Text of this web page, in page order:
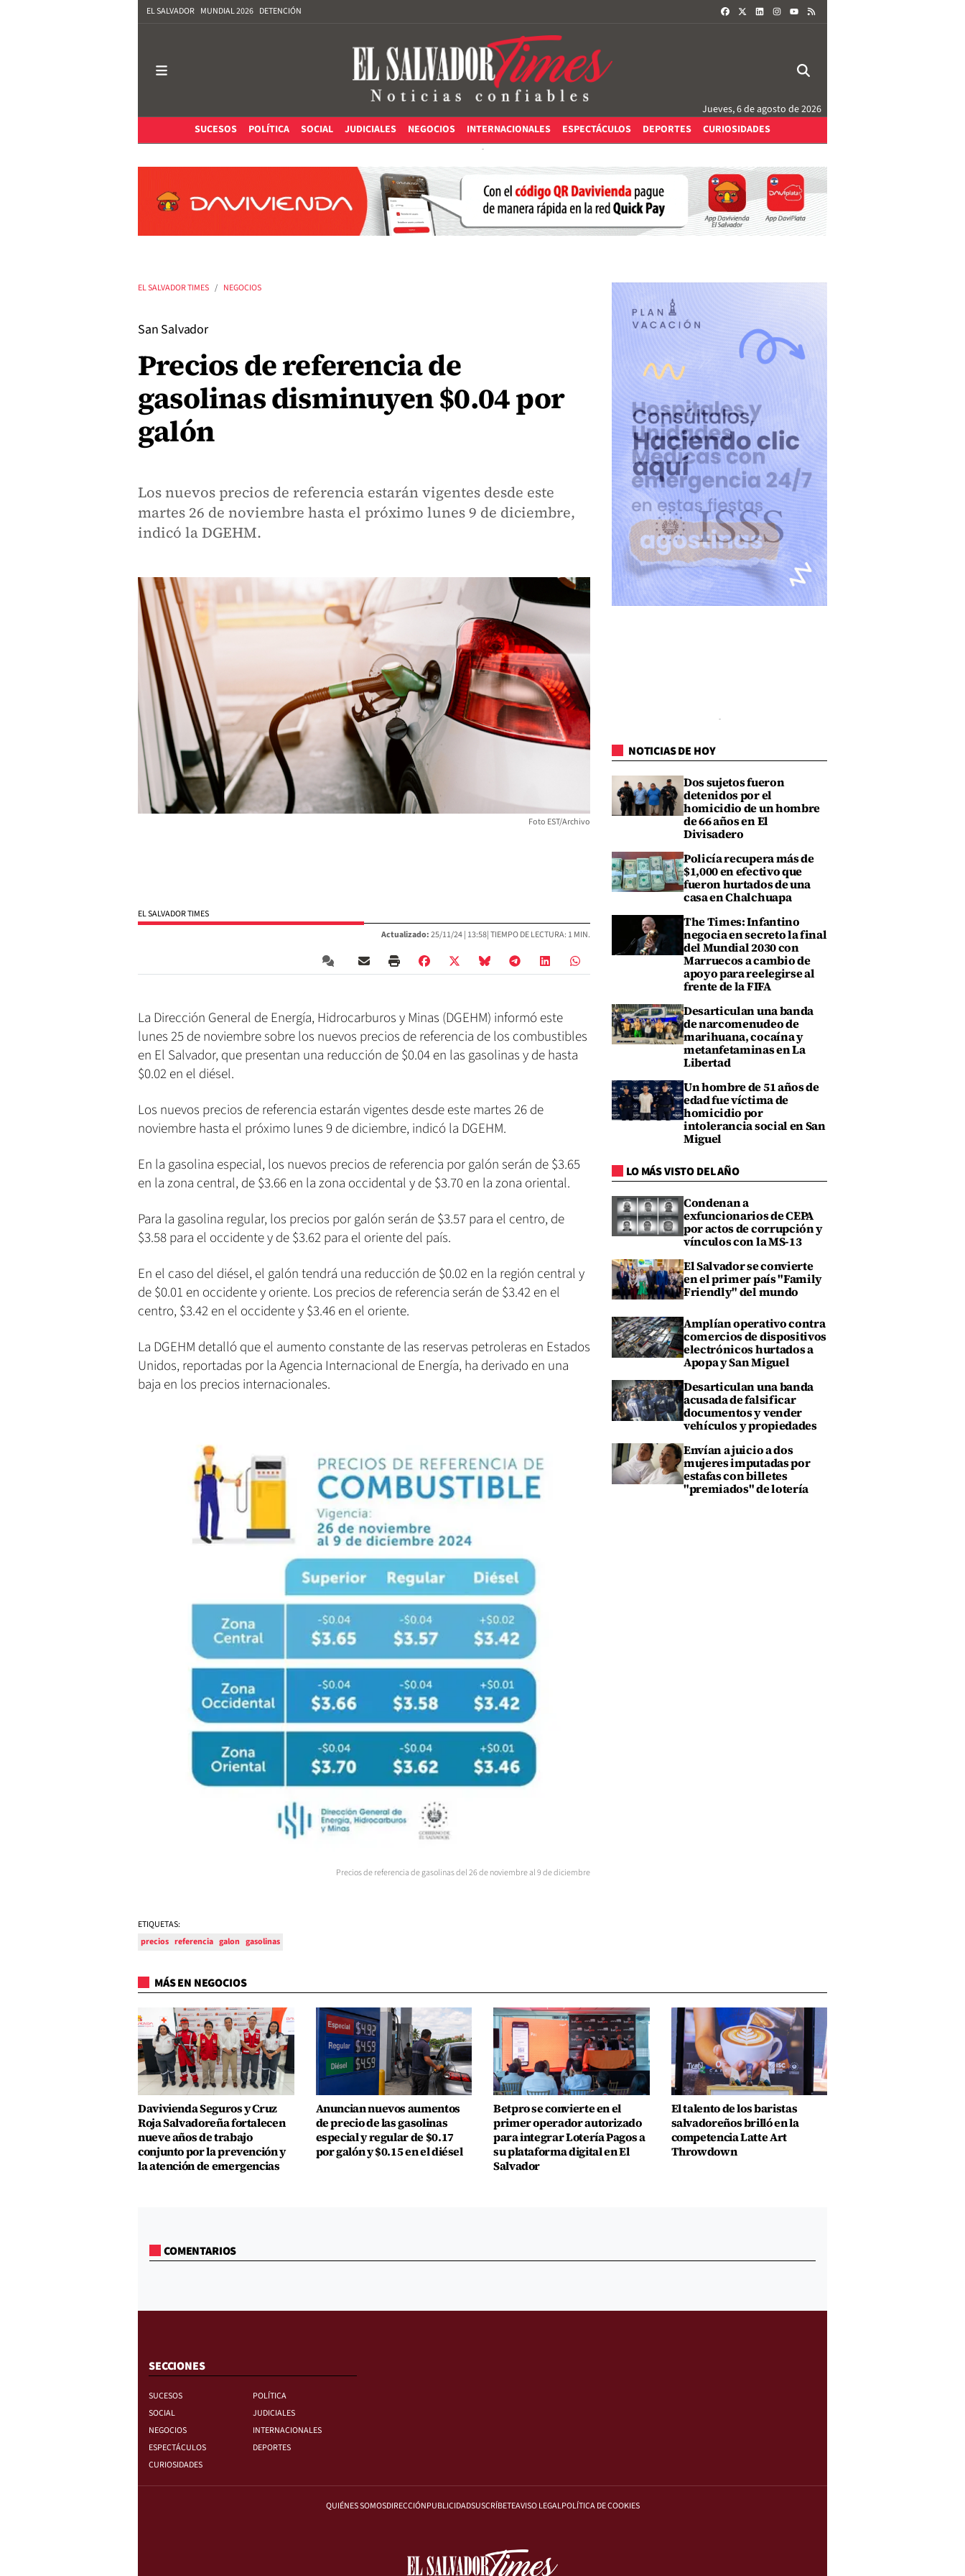
EL SALVADOR MUNDIAL 2026 DETENCIÓN FACEBOOKLINKEDININSTAGRAM
Jueves, 6 de agosto de 2026
SUCESOS
POLÍTICA SOCIAL JUDICIALES NEGOCIOS INTERNACIONALES ESPECTÁCULOS DEPORTES CURIOSIDADES
EL SALVADOR TIMES NEGOCIOS
San Salvador
Precios de referencia de
gasolinas disminuyen $0.04 por
galón
Los nuevos precios de referencia estarán vigentes desde este
martes 26 de noviembre hasta el próximo lunes 9 de diciembre,
indicó la DGEHM.
Foto EST/Archivo
EL SALVADOR TIMES
Actualizado:25/11/24 | 13:58| TIEMPO DE LECTURA: 1 MIN.
La Dirección General de Energía, Hidrocarburos y Minas (DGEHM) informó este
lunes 25 de noviembre sobre los nuevos precios de referencia de los combustibles
en El Salvador, que presentan una reducción de $0.04 en las gasolinas y de hasta
$0.02 en el diésel.
Los nuevos precios de referencia estarán vigentes desde este martes 26 de
noviembre hasta el próximo lunes 9 de diciembre, indicó la DGEHM.
En la gasolina especial, los nuevos precios de referencia por galón serán de $3.65
en la zona central, de $3.66 en la zona occidental y de $3.70 en la zona oriental.
Para la gasolina regular, los precios por galón serán de $3.57 para el centro, de
$3.58 para el occidente y de $3.62 para el oriente del país.
En el caso del diésel, el galón tendrá una reducción de $0.02 en la región central y
de $0.01 en occidente y oriente. Los precios de referencia serán de $3.42 en el
centro, $3.42 en el occidente y $3.46 en el oriente.
La DGEHM detalló que el aumento constante de las reservas petroleras en Estados
Unidos, reportadas por la Agencia Internacional de Energía, ha derivado en una
baja en los precios internacionales.
Precios de referencia de gasolinas del 26 de noviembre al 9 de diciembre
ETIQUETAS:
precios referencia galon gasolinas
NOTICIAS DE HOY
Dos sujetos fueron
detenidos por el
homicidio de un hombre
de 66 años en El
Divisadero
Policía recupera más de
$1,000 en efectivo que
fueron hurtados de una
casa en Chalchuapa
The Times: Infantino
negocia en secreto la final
del Mundial 2030 con
Marruecos a cambio de
apoyo para reelegirse al
frente de la FIFA
Desarticulan una banda
de narcomenudeo de
marihuana, cocaína y
metanfetaminas en La
Libertad
Un hombre de 51 años de
edad fue víctima de
homicidio por
intolerancia social en San
Miguel
LO MÁS VISTO DEL AÑO
Condenan a
exfuncionarios de CEPA
por actos de corrupción y
vínculos con la MS-13
El Salvador se convierte
en el primer país "Family
Friendly" del mundo
Amplían operativo contra
comercios de dispositivos
electrónicos hurtados a
Apopa y San Miguel
Desarticulan una banda
acusada de falsificar
documentos y vender
vehículos y propiedades
Envían a juicio a dos
mujeres imputadas por
estafas con billetes
"premiados" de lotería
MÁS EN NEGOCIOS
Davivienda Seguros y Cruz
Roja Salvadoreña fortalecen
nueve años de trabajo
conjunto por la prevención y
la atención de emergencias
Anuncian nuevos aumentos
de precio de las gasolinas
especial y regular de $0.17
por galón y $0.15 en el diésel
Betpro se convierte en el
primer operador autorizado
para integrar Lotería Pagos a
su plataforma digital en El
Salvador
El talento de los baristas
salvadoreños brilló en la
competencia Latte Art
Throwdown
COMENTARIOS
SECCIONES
SUCESOS
POLÍTICA
SOCIAL
JUDICIALES
NEGOCIOS
INTERNACIONALES
ESPECTÁCULOS
DEPORTES
CURIOSIDADES
QUIÉNES SOMOSDIRECCIÓNPUBLICIDADSUSCRÍBETEAVISO LEGALPOLÍTICA DE COOKIES